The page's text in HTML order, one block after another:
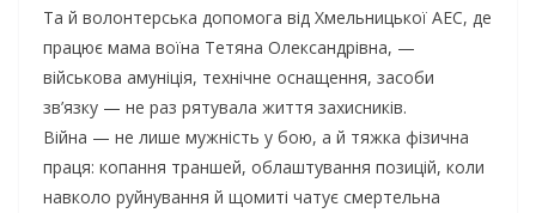
Та й волонтерська допомога від Хмельницької АЕС, де
працює мама воїна Тетяна Олександрівна, —
військова амуніція, технічне оснащення, засоби
зв’язку — не раз рятувала життя захисників.
Війна — не лише мужність у бою, а й тяжка фізична
праця: копання траншей, облаштування позицій, коли
навколо руйнування й щомиті чатує смертельна